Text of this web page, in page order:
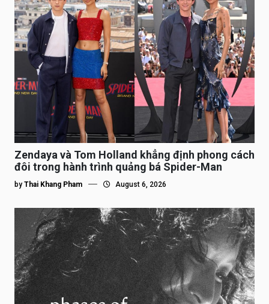
Zendaya và Tom Holland khẳng định phong cách
đôi trong hành trình quảng bá Spider-Man
by Thai Khang Pham August 6, 2026